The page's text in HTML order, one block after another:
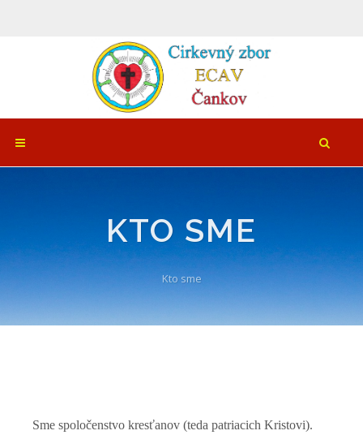
KTO SME
Kto sme
Sme spoločenstvo kresťanov (teda patriacich Kristovi).